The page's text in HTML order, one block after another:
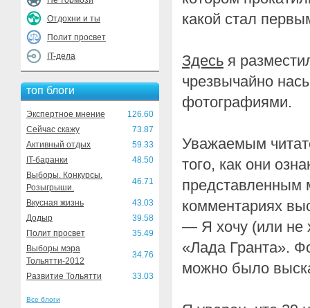
Отдохни и ты
Полит просвет
IT-дела
топ блоги
Экспертное мнение
126.60
Сейчас скажу
73.87
Активный отдых
59.33
IT-баранки
48.50
Выборы. Конкурсы.
Розыгрыши.
46.71
Вкусная жизнь
43.03
Додыр
39.58
Полит просвет
35.49
Выборы мэра
Тольятти-2012
34.76
Развитие Тольятти 33.03
Все блоги
какой стал
Здесь я
чрезвычайно
фотографиями.
Уважаемым
того, как они
представленным
комментариях
— Я хочу (или не
«Лада Гранта».
можно было